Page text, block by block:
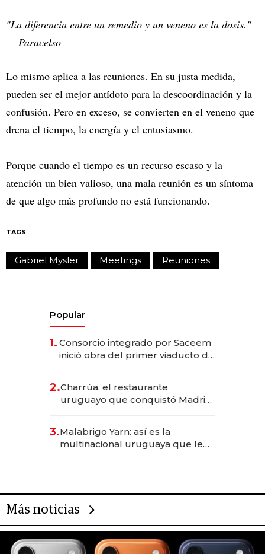
"La diferencia entre un remedio y un veneno es la dosis."
— Paracelso
Lo mismo aplica a las reuniones. En su justa medida,
pueden ser el mejor antídoto para la descoordinación y la
confusión. Pero en exceso, se convierten en el veneno que
drena el tiempo, la energía y el entusiasmo.
Porque cuando el tiempo es un recurso escaso y la
atención un bien valioso, una mala reunión es un síntoma
de que algo más profundo no está funcionando.
TAGS
Gabriel Mysler Meetings Reuniones
Popular
1. Consorcio integrado por Saceem
inició obra del primer viaducto de
millones
2.Charrúa, el restaurante
uruguayo que conquistó Madrid:
anticipación y prepara apertura
3.Malabrigo Yarn: así es la
multinacional uruguaya que le
Más noticias